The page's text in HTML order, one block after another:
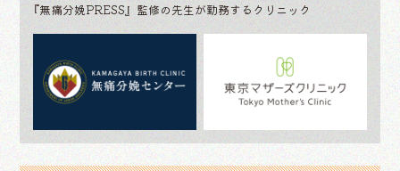
『無痛分娩PRESS』監修の先生が勤務するクリニック